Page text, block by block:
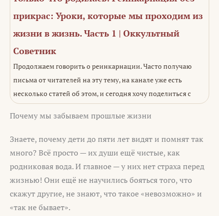
прикрас: Уроки, которые мы проходим из
жизни в жизнь. Часть 1 | Оккультный
Советник
Продолжаем говорить о реинкарнации. Часто получаю
письма от читателей на эту тему, на канале уже есть
несколько статей об этом, и сегодня хочу поделиться с
Почему мы забываем прошлые жизни
Знаете, почему дети до пяти лет видят и помнят так
много? Всё просто — их души ещё чистые, как
родниковая вода. И главное — у них нет страха перед
жизнью! Они ещё не научились бояться того, что
скажут другие, не знают, что такое «невозможно» и
«так не бывает».